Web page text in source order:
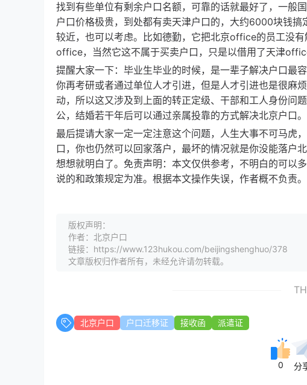
找到有些单位有剩余户口名额，可靠的话就最好了，一般
户口价格极贵，到处都有卖天津户口的，大约6000块钱
较近，也可以考虑。比如德勤，它把北京office的员工没
office，当然它这不属于买卖户口，只是以借用了天津
提醒大家一下：毕业生毕业的时候，是一辈子解决户口最
你再考研或者通过单位人才引进，但是人才引进也是很麻
动，所以这又涉及到上面的转正定级、干部和工人身份问
公，结婚若干年后可以通过亲属投靠的方式解决北京户口。
最后提请大家一定一定注意这个问题，人生大事不可马虎
口，你也仍然可以回家落户，最坏的情况就是你没能落户
想想就明白了。免责声明：本文仅供参考，不明白的可以
说的和政策规定为准。根据本文操作失误，作者概不负责。
版权声明：
作者：北京户口
链接：https://www.123hukou.com/beijingshenghuo/378
文章版权归作者所有，未经允许请勿转载。
北京户口 户口迁移证 接收函 派遣证
0 分